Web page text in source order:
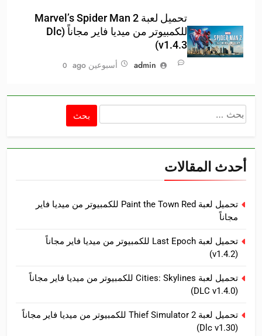
تحميل لعبة Marvel’s Spider Man 2
للكمبيوتر من ميديا فاير مجاناً (Dlc
v1.4.3)
admin
أسبوعين ago 0
البحث
أحدث المقالات
تحميل لعبة Paint the Town Red للكمبيوتر من ميديا فاير
مجاناً
تحميل لعبة Last Epoch للكمبيوتر من ميديا فاير مجاناً
(v1.4.2)
تحميل لعبة Cities: Skylines للكمبيوتر من ميديا فاير مجاناً
(DLC v1.4.0)
تحميل لعبة Thief Simulator 2 للكمبيوتر من ميديا فاير مجاناً
(Dlc v1.30)